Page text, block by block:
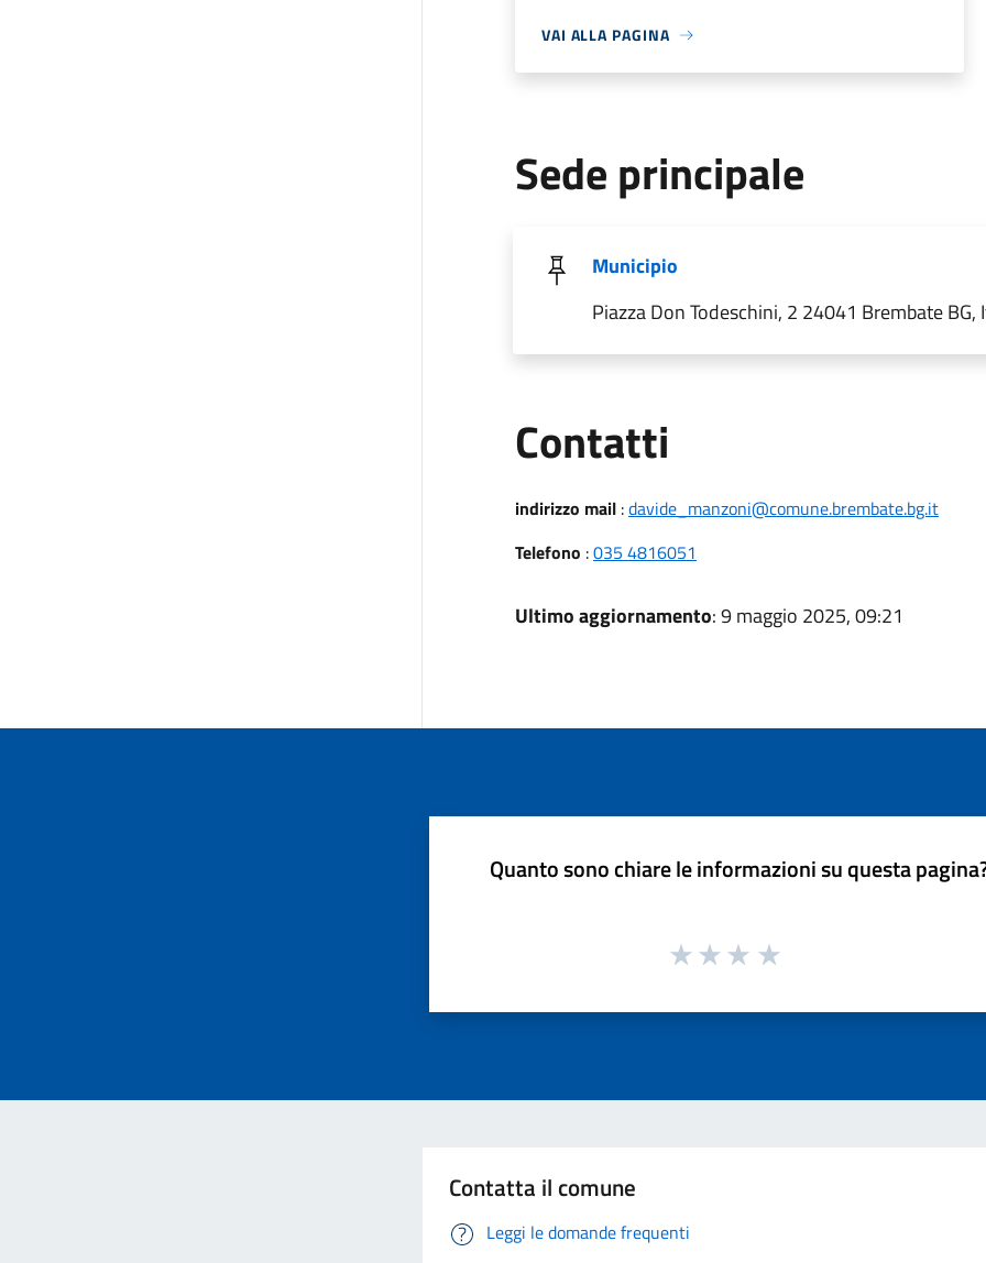
VAI ALLA PAGINA
Sede principale
Municipio
Piazza Don Todeschini, 2 24041 Brembate BG,
Contatti
indirizzo mail:davide_manzoni@comune.brembate.bg.it
Telefono :035 4816051
Ultimo aggiornamento: 9 maggio 2025, 09:21
Quanto sono chiare le informazioni su questa
Contatta il comune
Leggi le domande frequenti